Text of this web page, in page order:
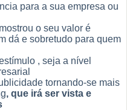
para a sua empresa ou
o seu valor é
dá e sobretudo para quem
, seja a nível
tornando-se mais
, que irá ser vista e